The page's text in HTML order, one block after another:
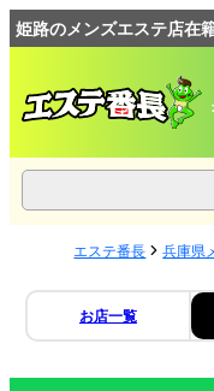
姫路のメンズエステ店在
エステ番長 兵庫県
お店一覧